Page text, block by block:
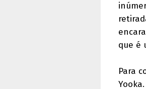
que é
Para